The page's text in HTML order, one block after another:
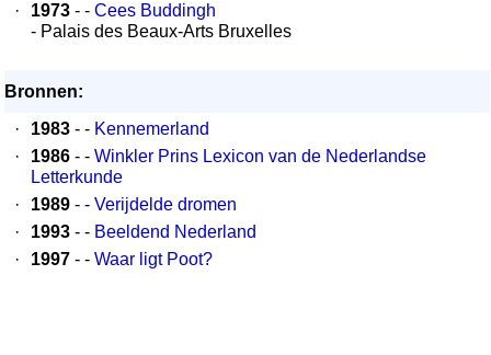
·
1973 - - Cees Buddingh
- Palais des Beaux-Arts Bruxelles
Bronnen:
·
1983 - - Kennemerland
·
1986 - - Winkler Prins Lexicon van de Nederlandse
Letterkunde
·
1989 - - Verijdelde dromen
·
1993 - - Beeldend Nederland
·
1997 - - Waar ligt Poot?